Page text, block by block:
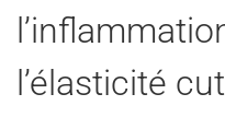
l’élasticité